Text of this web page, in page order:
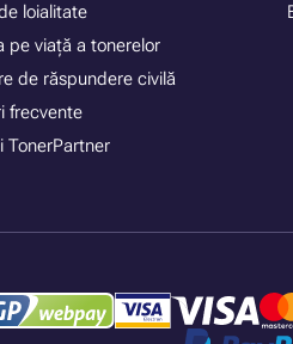
loialitate
pe viață a tonerelor
de răspundere civilă
frecvente
TonerPartner